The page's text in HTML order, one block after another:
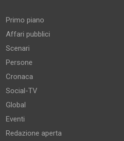
Primo piano
Affari pubblici
Scenari
Persone
Cronaca
Social-TV
Global
Eventi
Redazione aperta